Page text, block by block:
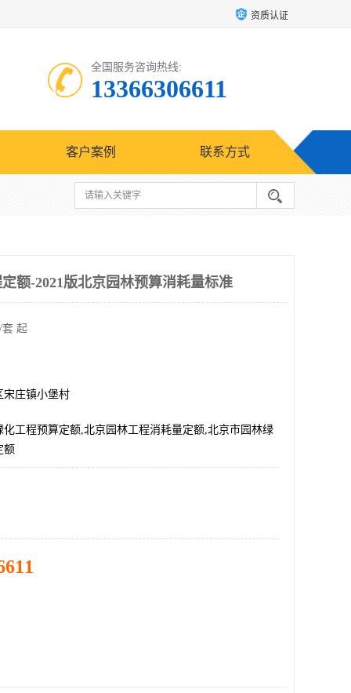
资质认证
全国服务咨询热线:
13366306611
客户案例 联系方式
额-2021版北京园林预算消耗量标准
起
宋庄镇小堡村
化工程预算定额,北京园林工程消耗量定额,北京市园林绿
额